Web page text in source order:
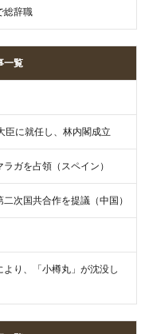
総辞職
一覧
臣に就任し、林内閣成立
ガを占領（スペイン）
次国共合作を提議（中国）
り、「小樽丸」が沈没し